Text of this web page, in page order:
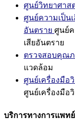
ศูนย์วิทยาศาส
ศูนย์ความเป็น
อันตราย ศูนย์ค
เสียอันตราย
ตรวจสอบคุณ
แวดล้อม
ศูนย์เครื่องมือ
ศูนย์เครื่องมือ
บริการทางการแพทย์